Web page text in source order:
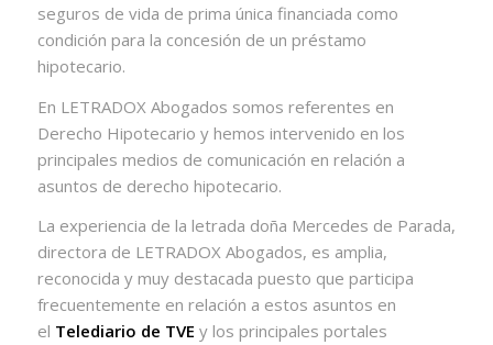
seguros de vida de prima única financiada como
condición para la concesión de un préstamo
hipotecario.
En LETRADOX Abogados somos referentes en
Derecho Hipotecario y hemos intervenido en los
principales medios de comunicación en relación a
asuntos de derecho hipotecario.
La experiencia de la letrada doña Mercedes de Parada,
directora de LETRADOX Abogados, es amplia,
reconocida y muy destacada puesto que participa
frecuentemente en relación a estos asuntos en
el Telediario de TVE y los principales portales